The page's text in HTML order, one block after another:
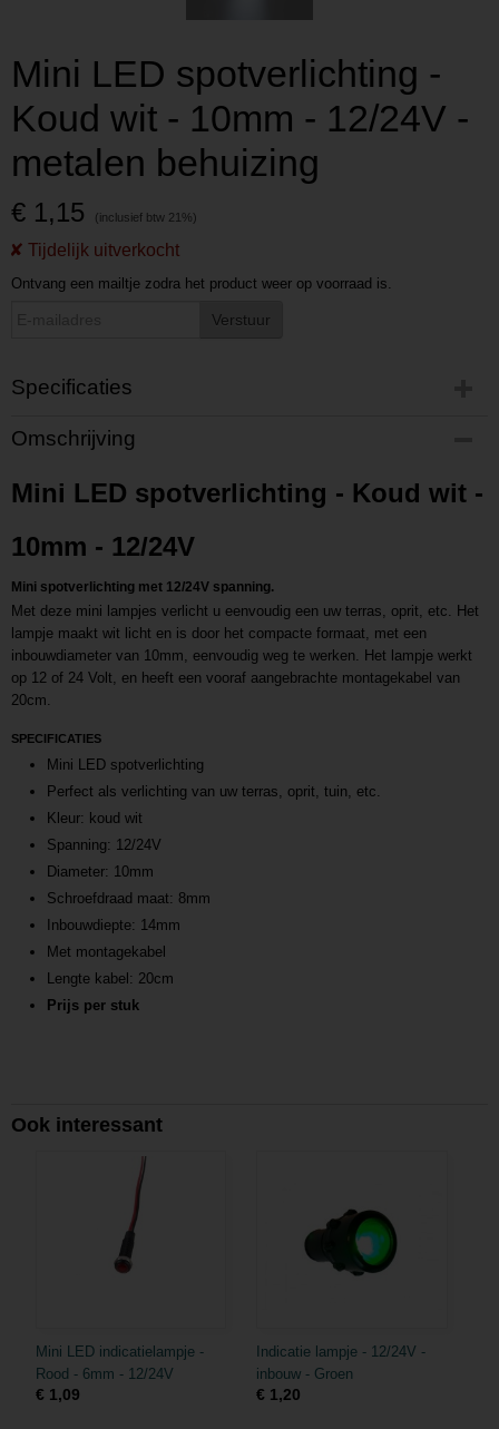
Mini LED spotverlichting -
Koud wit - 10mm - 12/24V -
metalen behuizing
€ 1,15
Ontvang een mailtje zodra het product weer op voorraad is.
Verstuur
Specificaties
Productcode
P202406280929
L202406280929
Omschrijving
Mini LED spotverlichting - Koud wit -
10mm - 12/24V
Mini spotverlichting met 12/24V spanning.
Met deze mini lampjes verlicht u eenvoudig een uw terras, oprit, etc. Het
lampje maakt wit licht en is door het compacte formaat, met een
inbouwdiameter van 10mm, eenvoudig weg te werken. Het lampje werkt
op 12 of 24 Volt, en heeft een vooraf aangebrachte montagekabel van
20cm.
SPECIFICATIES
Mini LED spotverlichting
Perfect als verlichting van uw terras, oprit, tuin, etc.
Kleur: koud wit
Spanning: 12/24V
Diameter: 10mm
Schroefdraad maat: 8mm
Inbouwdiepte: 14mm
Met montagekabel
Lengte kabel: 20cm
Prijs per stuk
Ook interessant
Mini LED indicatielampje -
Rood - 6mm - 12/24V
€ 1,09
Indicatie lampje - 12/24V -
inbouw - Groen
€ 1,20